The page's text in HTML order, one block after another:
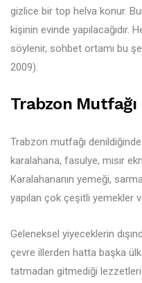
gizlice bir top helva konur.
kişinin evinde yapılacağıdır.
söylenir, sohbet ortamı bu
2009).
Trabzon Mutfağı
Trabzon mutfağı
karalahana, fasulye, mısır
Karalahananın yemeği,
yapılan çok çeşitli yemekler
Geleneksel yiyeceklerin
çevre illerden hatta başka
tatmadan gitmediği